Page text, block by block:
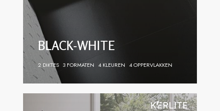
BLACK-WHITE
2 DIKTES 3 FORMATEN 4 KLEUREN 4 OPPERVLAKKEN